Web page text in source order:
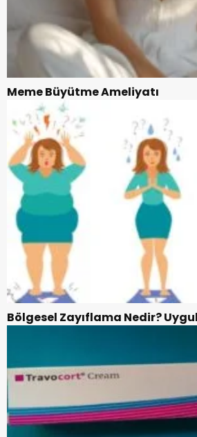
Meme Büyütme Ameliyatı
Bölgesel Zayıflama Nedir?